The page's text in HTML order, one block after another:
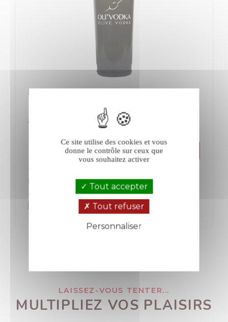
Manguin Oli'Vodka
Vodka
56,00 €
La bouteille de 70 cl
+ 56 + 112
LAISSEZ-VOUS TENTER...
MULTIPLIEZ VOS PLAISIRS
Ce site utilise des cookies et vous
donne le contrôle sur ceux que
vous souhaitez activer
Tout accepter
Tout refuser
Personnaliser